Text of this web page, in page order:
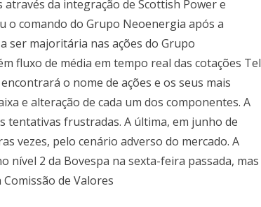
da integração de Scottish Power e
o comando do Grupo Neoenergia após a
ser majoritária nas ações do Grupo
fluxo de média em tempo real das cotações Tel
o nome de ações e os seus mais
e alteração de cada um dos componentes. A
tentativas frustradas. A última, em junho de
vezes, pelo cenário adverso do mercado. A
nível 2 da Bovespa na sexta-feira passada, mas
de Valores